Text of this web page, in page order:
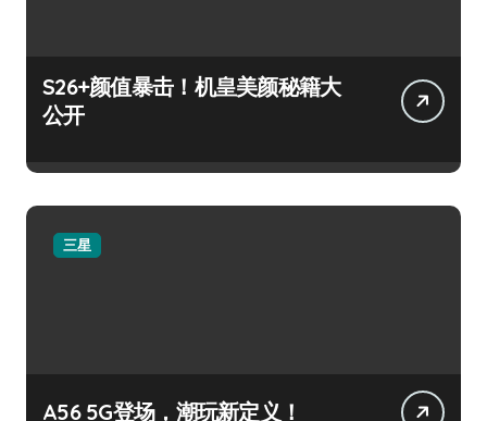
S26+颜值暴击！机皇美颜秘籍大
公开
三星
A56 5G登场，潮玩新定义！